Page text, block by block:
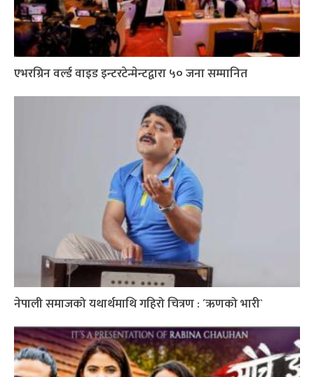
एभरग्रिन वर्ल्ड वाइड इन्टरटेन्मेन्टद्वारा ५० जना सम्मानित
नेपाली समाजको यथार्थमाथि गहिरो चित्रण : ´ऋणको भारी`